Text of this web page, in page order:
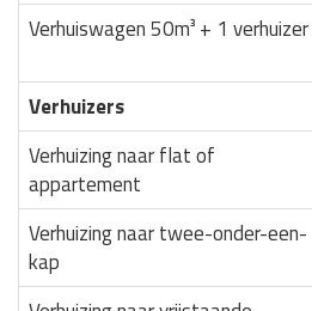
Verhuiswagen 50m³ + 1 verhuizer
Verhuizers
Verhuizing naar flat of
appartement
Verhuizing naar twee-onder-een-
kap